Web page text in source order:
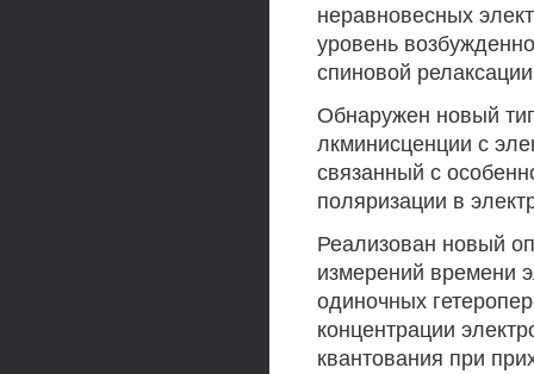
неравновесных
уровень
спиновой
Обнаружен новый
лкминисценции с
связанный с
поляризации в
Реализован новый
измерений времени
одиночных
концентрации
квантования при